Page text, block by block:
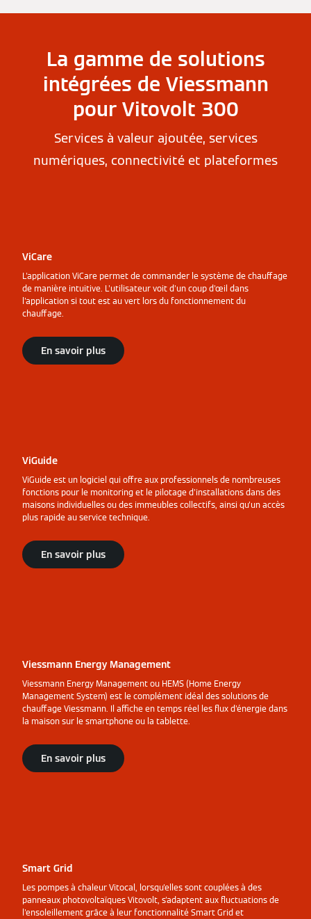
La gamme de solutions
intégrées de Viessmann
pour Vitovolt 300
Services à valeur ajoutée, services
numériques, connectivité et plateformes
ViCare
L'application ViCare permet de commander le système de chauffage
de manière intuitive. L'utilisateur voit d'un coup d'œil dans
l'application si tout est au vert lors du fonctionnement du
chauffage.
En savoir plus
ViGuide
ViGuide est un logiciel qui offre aux professionnels de nombreuses
fonctions pour le monitoring et le pilotage d'installations dans des
maisons individuelles ou des immeubles collectifs, ainsi qu'un accès
plus rapide au service technique.
En savoir plus
Viessmann Energy Management
Viessmann Energy Management ou HEMS (Home Energy
Management System) est le complément idéal des solutions de
chauffage Viessmann. Il affiche en temps réel les flux d'énergie dans
la maison sur le smartphone ou la tablette.
En savoir plus
Smart Grid
Les pompes à chaleur Vitocal, lorsqu'elles sont couplées à des
panneaux photovoltaïques Vitovolt, s'adaptent aux fluctuations de
l'ensoleillement grâce à leur fonctionnalité Smart Grid et